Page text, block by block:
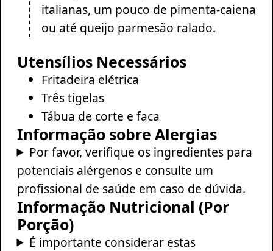
italianas, um pouco de pimenta-caiena
ou até queijo parmesão ralado.
Utensílios Necessários
Fritadeira elétrica
Três tigelas
Tábua de corte e faca
Informação sobre Alergias
Por favor, verifique os ingredientes para
potenciais alérgenos e consulte um
profissional de saúde em caso de dúvida.
Informação Nutricional (Por
Porção)
É importante considerar estas